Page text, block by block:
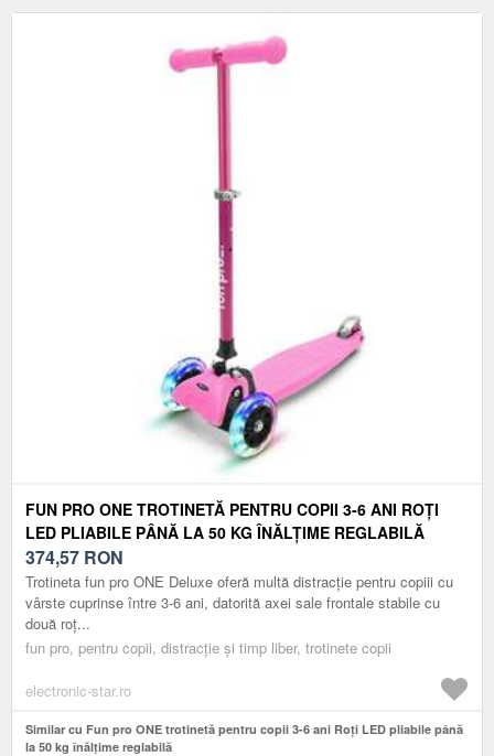
FUN PRO ONE TROTINETĂ PENTRU COPII 3-6 ANI ROȚI
LED PLIABILE PÂNĂ LA 50 KG ÎNĂLȚIME REGLABILĂ
374,57 RON
Trotineta fun pro ONE Deluxe oferă multă distracție pentru copiii cu
vârste cuprinse între 3-6 ani, datorită axei sale frontale stabile cu
două roț...
fun pro, pentru copii, distracție și timp liber, trotinete copii
electronic-star.ro
Similar cu Fun pro ONE trotinetă pentru copii 3-6 ani Roți LED pliabile până
la 50 kg înălțime reglabilă